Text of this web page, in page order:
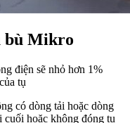
bù Mikro
điện sẽ nhỏ hơn 1%
tụ
có dòng tải hoặc dòng
cuối hoặc không đóng tụ